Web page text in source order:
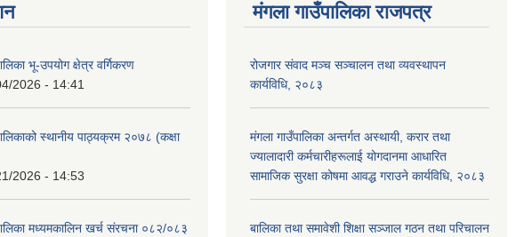
भू-उपयोग क्षेत्र वर्गिकरण
2026 - 14:41
स्थानीय पाठ्यक्रम २०७८ (कक्षा
2026 - 14:53
मध्यमकालिन खर्च संरचना ०८२/०८३
मंगला गाउँपालिका राजपत्र
रोजगार संवाद मञ्च सञ्चालन तथा व्यवस्थापन
कार्यविधि, २०८३
मंगला गाउँपालिका अन्तर्गत अस्थायी, करार तथा
ज्यालादारी कर्मचारीहरूलाई योगदानमा आधारित
सामाजिक सुरक्षा कोषमा आवद्ध गराउने कार्यविधि, २०८३
बालिका तथा समावेशी शिक्षा सञ्जाल गठन तथा परिचालन